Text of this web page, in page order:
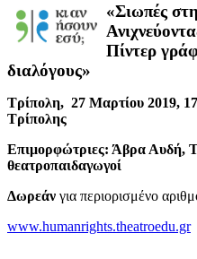
«Σιωπές
Πίντερ
διαλόγους»
Τρίπολη, 27 Μαρτίου 2019,
Τρίπολης
Επιμορφώτριες: Άβρα Αυδή,
θεατροπαιδαγωγοί
Δωρεάν για περιορισμένο
www.humanrights.theatroedu.gr